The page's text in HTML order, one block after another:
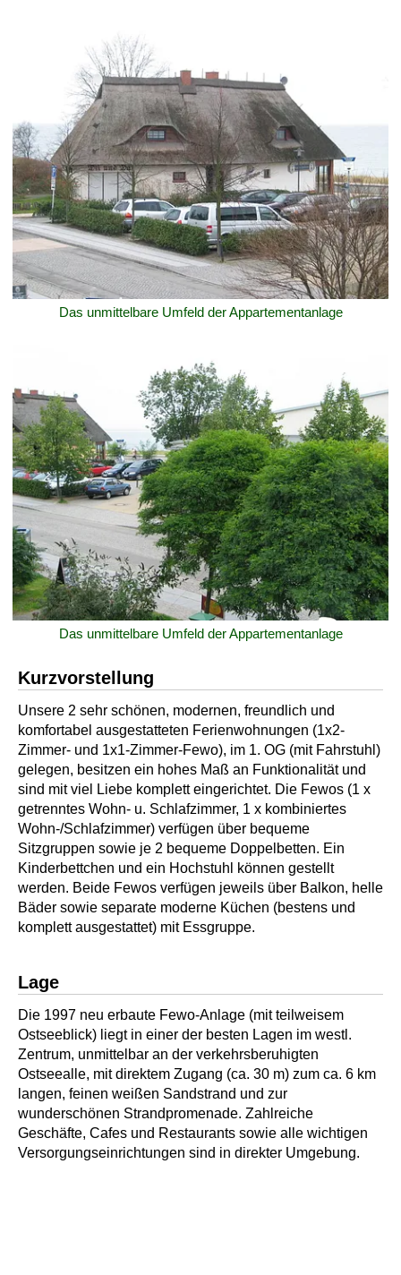
Das unmittelbare Umfeld der Appartementanlage
Das unmittelbare Umfeld der Appartementanlage
Kurzvorstellung
Unsere 2 sehr schönen, modernen, freundlich und
komfortabel ausgestatteten Ferienwohnungen (1x2-
Zimmer- und 1x1-Zimmer-Fewo), im 1. OG (mit Fahrstuhl)
gelegen, besitzen ein hohes Maß an Funktionalität und
sind mit viel Liebe komplett eingerichtet. Die Fewos (1 x
getrenntes Wohn- u. Schlafzimmer, 1 x kombiniertes
Wohn-/Schlafzimmer) verfügen über bequeme
Sitzgruppen sowie je 2 bequeme Doppelbetten. Ein
Kinderbettchen und ein Hochstuhl können gestellt
werden. Beide Fewos verfügen jeweils über Balkon, helle
Bäder sowie separate moderne Küchen (bestens und
komplett ausgestattet) mit Essgruppe.
Lage
Die 1997 neu erbaute Fewo-Anlage (mit teilweisem
Ostseeblick) liegt in einer der besten Lagen im westl.
Zentrum, unmittelbar an der verkehrsberuhigten
Ostseealle, mit direktem Zugang (ca. 30 m) zum ca. 6 km
langen, feinen weißen Sandstrand und zur
wunderschönen Strandpromenade. Zahlreiche
Geschäfte, Cafes und Restaurants sowie alle wichtigen
Versorgungseinrichtungen sind in direkter Umgebung.